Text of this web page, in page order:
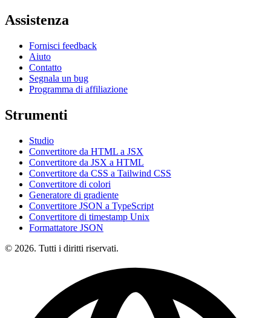
Assistenza
Fornisci feedback
Aiuto
Contatto
Segnala un bug
Programma di affiliazione
Strumenti
Studio
Convertitore da HTML a JSX
Convertitore da JSX a HTML
Convertitore da CSS a Tailwind CSS
Convertitore di colori
Generatore di gradiente
Convertitore JSON a TypeScript
Convertitore di timestamp Unix
Formattatore JSON
© 2026. Tutti i diritti riservati.